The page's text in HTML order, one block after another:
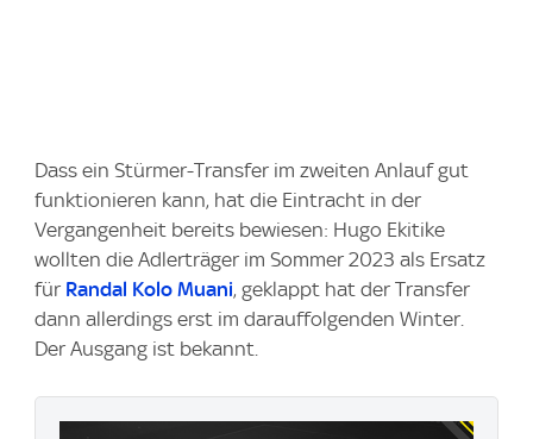
Dass ein Stürmer-Transfer im zweiten Anlauf gut
funktionieren kann, hat die Eintracht in der
Vergangenheit bereits bewiesen: Hugo Ekitike
wollten die Adlerträger im Sommer 2023 als Ersatz
für Randal Kolo Muani, geklappt hat der Transfer
dann allerdings erst im darauffolgenden Winter.
Der Ausgang ist bekannt.